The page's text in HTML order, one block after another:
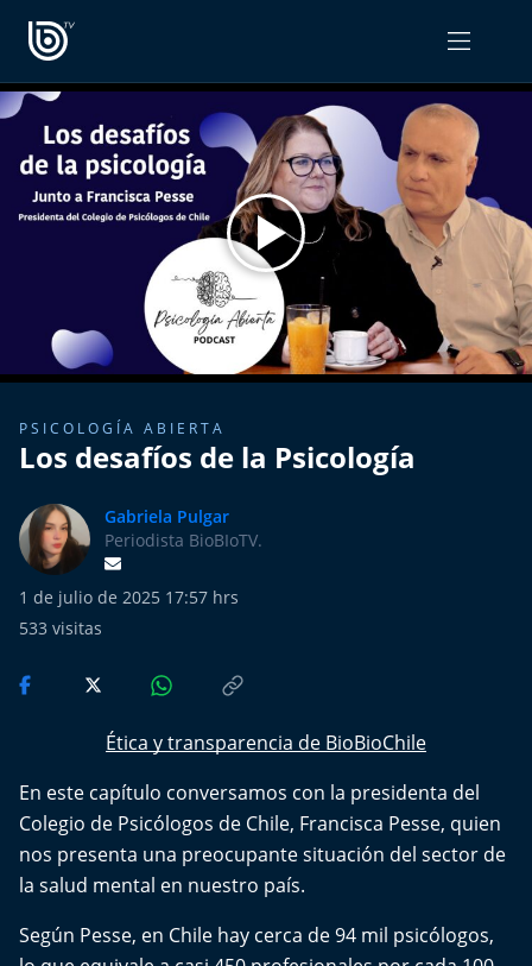
PROGRAMAS
Radiograma
Podría Ser Peor
La Entrevista de Tomás Mosciatti
Entrevistas BioBioTV
Más de Ti Podcast
Realizadores
Más de 100 Días
Tu Mereces Ser Feliz
Efemérides
OPINIÓN
PODCAST RADIOGRAMA
PSICOLOGÍA ABIERTA
Los desafíos de la Psicología
Gabriela Pulgar
Periodista BioBIoTV.
1 de julio de 2025 17:57 hrs
533 visitas
Ética y transparencia de BioBioChile
En este capítulo conversamos con la presidenta del
Colegio de Psicólogos de Chile, Francisca Pesse, quien
nos presenta una preocupante situación del sector de
la salud mental en nuestro país.
Según Pesse, en Chile hay cerca de 94 mil psicólogos,